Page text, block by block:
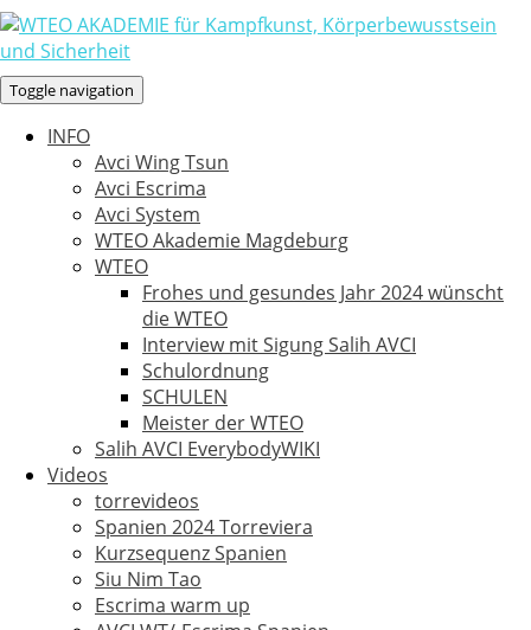
Toggle navigation
INFO
Avci Wing Tsun
Avci Escrima
Avci System
WTEO Akademie Magdeburg
WTEO
Frohes und gesundes Jahr 2024 wünscht
die WTEO
Interview mit Sigung Salih AVCI
Schulordnung
SCHULEN
Meister der WTEO
Salih AVCI EverybodyWIKI
Videos
torrevideos
Spanien 2024 Torreviera
Kurzsequenz Spanien
Siu Nim Tao
Escrima warm up